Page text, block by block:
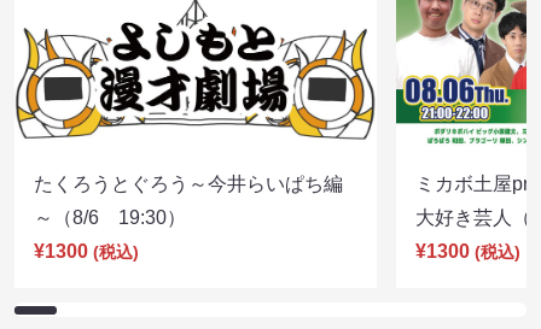
たくろうとぐろう～今井らいぱち編
～（8/6 19:30）
¥1300 (税込)
ミカボ土屋
大好き芸人
¥1300 (税込)